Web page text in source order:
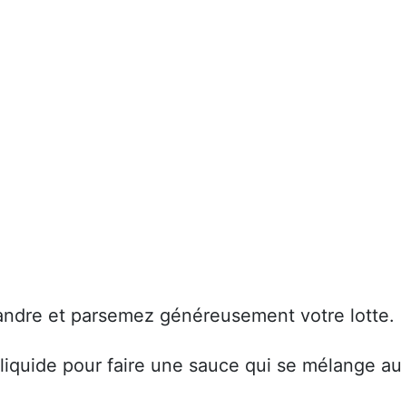
et parsemez généreusement votre lotte.
pour faire une sauce qui se mélange au